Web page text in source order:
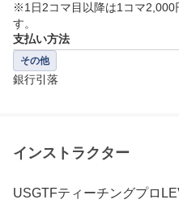
※1日2コマ目以降は1コマ2,000
す。
支払い方法
その他
銀行引落
インストラクター
USGTFティーチングプロ